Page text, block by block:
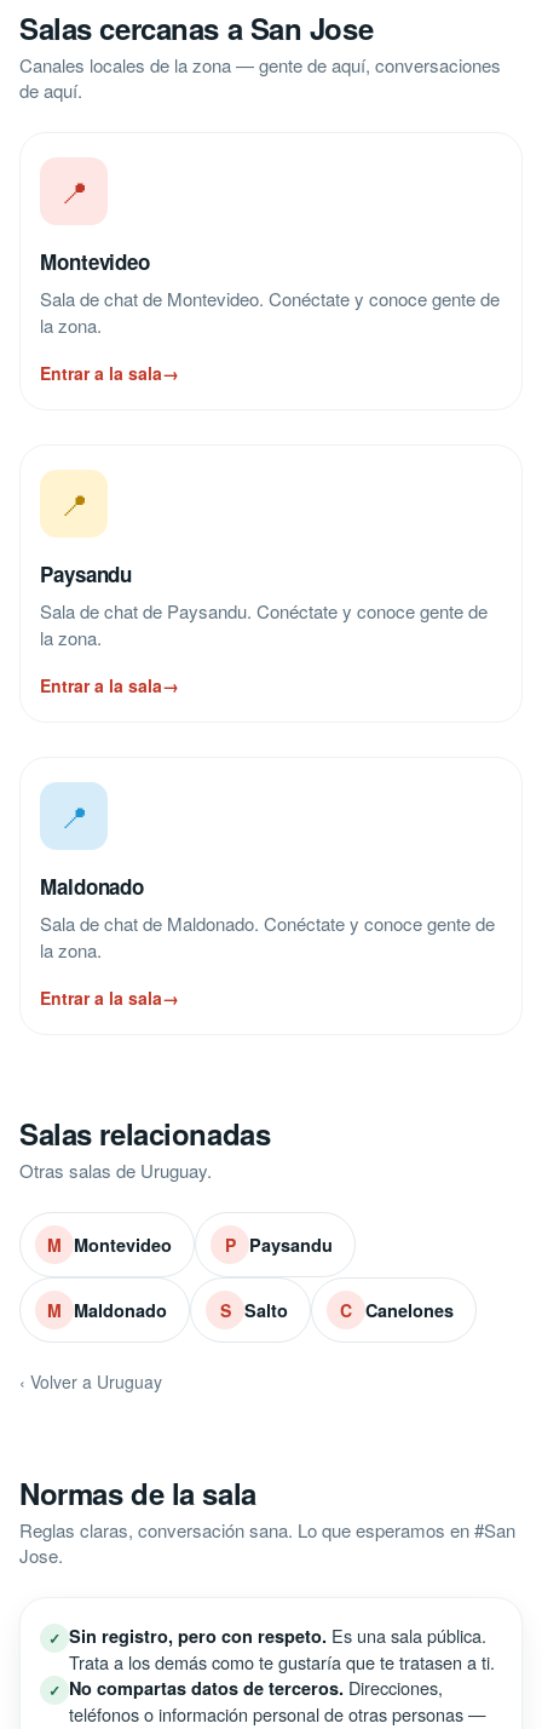
Salas cercanas a San Jose
Canales locales de la zona — gente de aquí, conversaciones
de aquí.
📍
Montevideo
Sala de chat de Montevideo. Conéctate y conoce gente de
la zona.
Entrar a la sala
📍
Paysandu
Sala de chat de Paysandu. Conéctate y conoce gente de
la zona.
Entrar a la sala
📍
Sala de chat de Maldonado. Conéctate y conoce gente de
la zona.
Entrar a la sala
M Montevideo Paysandu
‹ Volver a Uruguay